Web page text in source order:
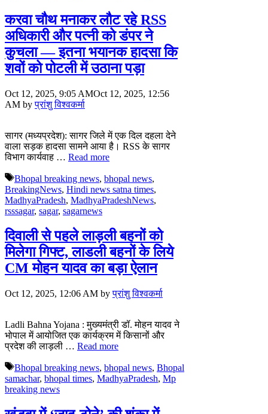
करवा चौथ मनाकर लौट रहे RSS
अधिकारी और पत्नी को डंपर ने
कुचला — इतना भयानक हादसा कि
शवों को पोटली में उठाना पड़ा
Oct 12, 2025, 9:05 AMOct 12, 2025, 12:56
AM byप्रांशु विश्वकर्मा
सागर (मध्यप्रदेश): सागर जिले में एक दिल दहला देने
वाला सड़क हादसा सामने आया है। RSS के सागर
विभाग कार्यवाह … Read more
Tags
Bhopal breaking news, bhopal news,
BreakingNews, Hindi news satna times,
MadhyaPradesh, MadhyaPradeshNews,
rsssagar, sagar, sagarnews
दिवाली से पहले लाड़ली बहनों को
मिलेगा गिफ्ट, लाडली बहनों के लिये
CM मोहन यादव का बड़ा ऐलान
Oct 12, 2025, 12:06 AM byप्रांशु विश्वकर्मा
Ladli Bahna Yojana : मुख्यमंत्री डॉ. मोहन यादव ने
भोपाल में आयोजित एक कार्यक्रम में किसानों और
प्रदेश की लाड़ली … Read more
Tags
Bhopal breaking news, bhopal news, Bhopal
samachar, bhopal times, MadhyaPradesh, Mp
breaking news